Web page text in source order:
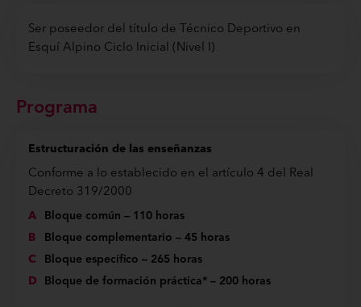
Ser poseedor del título de Técnico Deportivo en
Esquí Alpino Ciclo Inicial (Nivel I)
Programa
Estructuración de las enseñanzas
Conforme a lo establecido en el artículo 4 del Real
Decreto 319/2000
Bloque común – 110 horas
Bloque complementario – 45 horas
Bloque específico – 265 horas
Bloque de formación práctica* – 200 horas